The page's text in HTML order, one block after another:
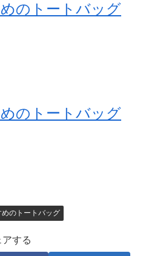
のトートバッグ
のトートバッグ
のトートバッグ
アする